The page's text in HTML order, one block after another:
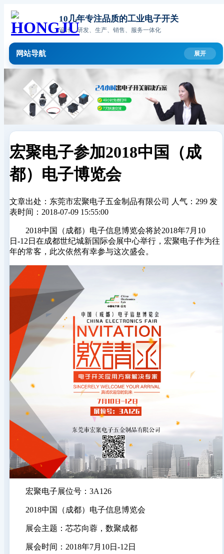
10几年专注品质的工业电子开关
设计、研发、生产、销售、服务一体化
网站导航
宏聚电子参加2018中国（成
都）电子博览会
文章出处：东莞市宏聚电子五金制品有限公司 人气：299 发
表时间：2018-07-09 15:55:00
2018中国（成都）电子信息博览会将於2018年7月10
日-12日在成都世纪城新国际会展中心举行，宏聚电子作为往
年的常客，此次依然有幸参与这次盛会。
宏聚电子展位号：3A126
2018中国（成都）电子信息博览会
展会主题：芯芯向蓉，数聚成都
展会时间：2018年7月10日-12日